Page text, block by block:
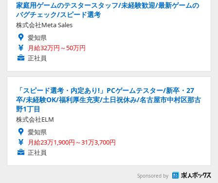
家庭用ゲームのテスタースタッフ/未経験歓迎/最新ゲームの
バグチェック/スピード選考
株式会社Meta Sales
愛知県
月給32万円～50万円
正社員
「スピード選考・内定あり!」PCゲームテスター/新卒・27
卒/未経験OK/福利厚生充実/土日祝休み/名古屋市中村区那古
野1丁目
株式会社ELM
愛知県
月給23万1,900円～31万3,700円
正社員
Sponsored by